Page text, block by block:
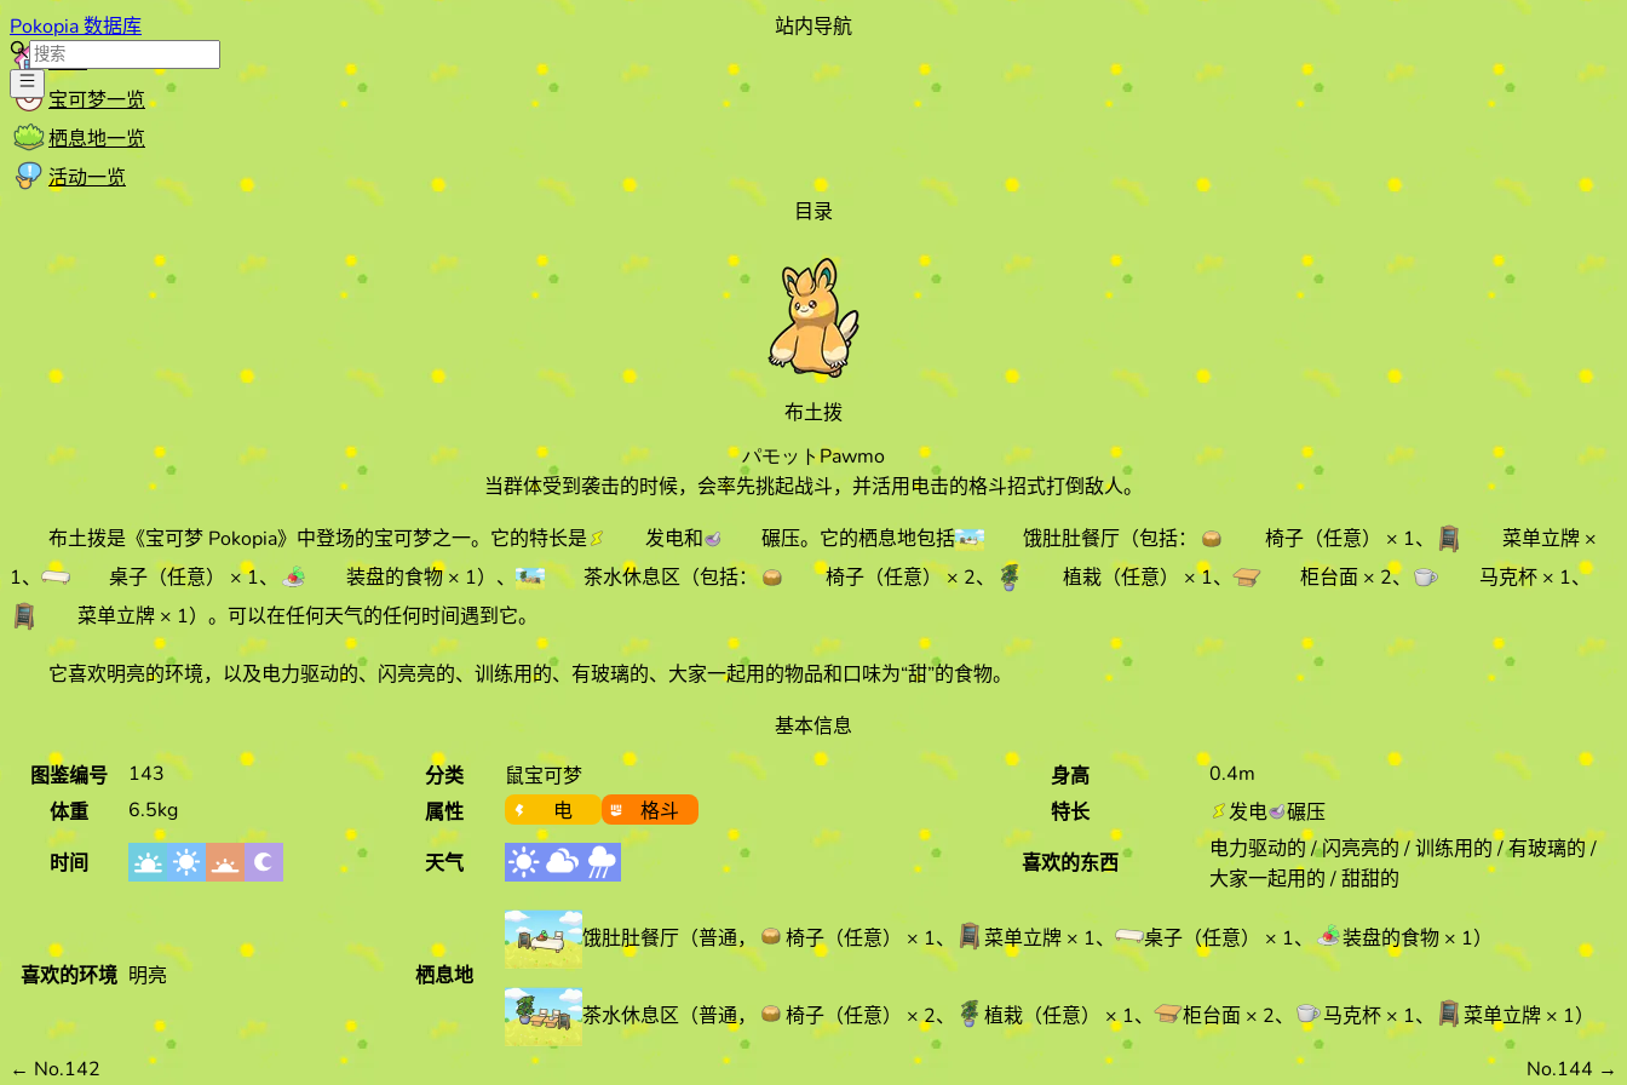
Pokopia 数据库
站内导航
首页
宝可梦一览
栖息地一览
活动一览
目录
布土拨
パモットPawmo
当群体受到袭击的时候，会率先挑起战斗，并活用电击的格斗招式打倒敌人。
布土拨是《宝可梦 Pokopia》中登场的宝可梦之一。它的特长是 发电和 碾压。它的栖息地包括 饿肚肚餐厅 （包括： 椅子（任意） × 1、 菜单立牌 ×
1、 桌子（任意） × 1、 装盘的食物× 1） 、 茶水休息区 （包括： 椅子（任意）× 2、 植栽（任意） × 1、 柜台面 × 2、 马克杯 × 1、
菜单立牌 × 1） 。 可以在任何天气的任何时间遇到它。
它喜欢明亮的环境，以及电力驱动的、闪亮亮的、训练用的、有玻璃的、大家一起用的物品和口味为“甜”的食物。
基本信息
图鉴编号
143 分类 鼠宝可梦 身高
0.4m
体重
6.5kg 属性 电 格斗 特长 发电
碾压
时间
天气 喜欢的东西
电力驱动的 / 闪亮亮的 / 训练用的 / 有玻璃的 /
大家一起用的 / 甜甜的
喜欢的环境 明亮 栖息地
饿肚肚餐厅 （普通， 椅子（任意） × 1、 菜单立牌 × 1、 桌子（任意） × 1、 装盘的食物 × 1）
茶水休息区 （普通， 椅子（任意） × 2、 植栽（任意） × 1、 柜台面 × 2、 马克杯 × 1、 菜单立牌 × 1）
← No.142 No.144 →